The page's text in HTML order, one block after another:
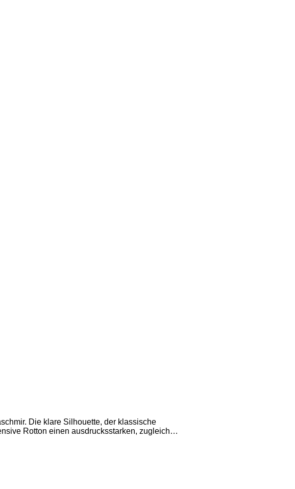
Die klare Silhouette, der klassische
Rotton einen ausdrucksstarken, zugleich